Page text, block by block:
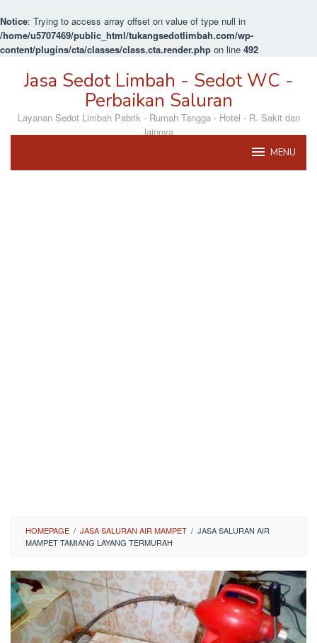
Notice: Trying to access array offset on value of type null in
/home/u5707469/public_html/tukangsedotlimbah.com/wp-
content/plugins/cta/classes/class.cta.render.php on line 492
Jasa Sedot Limbah - Sedot WC -
Perbaikan Saluran
Layanan Sedot Limbah Pabrik - Rumah Tangga - Hotel - R. Sakit dan
lainnya
MENU
HOMEPAGE / JASA SALURAN AIR MAMPET / JASA SALURAN AIR
MAMPET TAMIANG LAYANG TERMURAH